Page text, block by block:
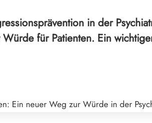
in der
für Patienten. Ein